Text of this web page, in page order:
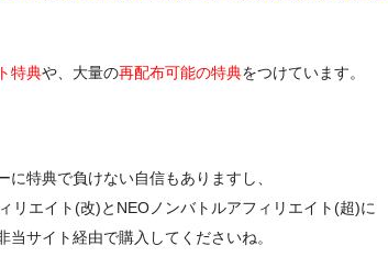
特典や、大量の再配布可能の特典をつけています。
に特典で負けない自信もありますし、
リエイト(改)とNEOノンバトルアフィリエイト(超)に
当サイト経由で購入してくださいね。